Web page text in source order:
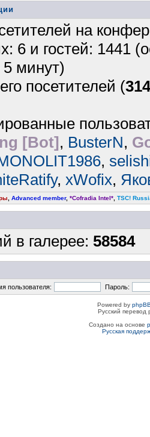
на
6 и гостей: 1441
минут)
посетителей (
[Bot], BusterN,
,
, xWofix,
Advanced member, *Cofradia Intel* TSC!
в галерее: 58584
пользователя: Пароль:
Powered by
Русский
Создано на основе
Русская